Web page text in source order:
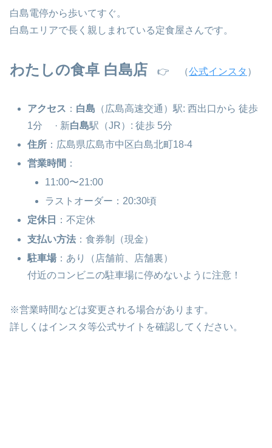
白島電停から歩いてすぐ。
白島エリアで長く親しまれている定食屋さんです。
わたしの食卓 白島店 👉 （公式インスタ ）
アクセス ： 白島 （広島高速交通）駅: 西出口から 徒歩
1分 · 新白島駅（JR）: 徒歩 5分
住所 ：広島県広島市中区白島北町18-4
営業時間 ：
11:00〜21:00
ラストオーダー：20:30頃
定休日
：不定休
支払い方法 ：食券制（現金）
駐車場 ：あり（店舗前、店舗裏）
付近のコンビニの駐車場に停めないように注意！
※営業時間などは変更される場合があります。
詳しくはインスタ等公式サイトを確認してください。